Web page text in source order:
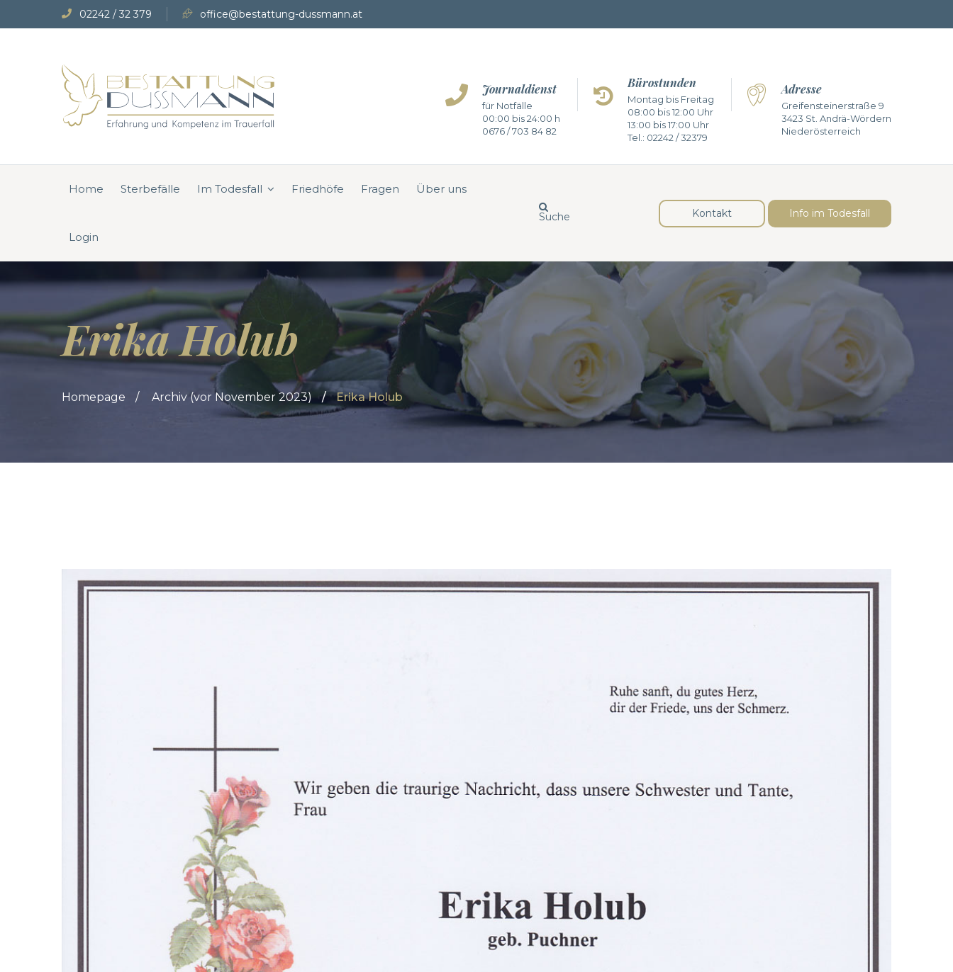
02242 / 32 379 office@bestattung-dussmann.at
Journaldienst
für Notfälle
00:00 bis 24:00 h
0676 / 703 84 82
Bürostunden
Montag bis Freitag
08:00 bis 12:00 Uhr
13:00 bis 17:00 Uhr
Tel.: 02242 / 32379
Adresse
Greifensteinerstraße 9
3423 St. Andrä-Wördern
Niederösterreich
Home Sterbefälle Im Todesfall Friedhöfe Fragen Über uns
Login
Kontakt Info im Todesfall
Erika Holub
Homepage Archiv (vor November 2023) Erika Holub